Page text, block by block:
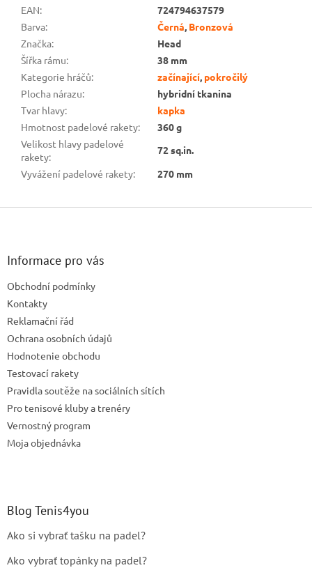
EAN:
724794637579
Barva: Černá, Bronzová
Značka:
Head
Šířka rámu:
38 mm
Kategorie hráčů: začínající, pokročilý
Plocha nárazu:
hybridní tkanina
Tvar hlavy:
kapka
Hmotnost padelové rakety:
360 g
Velikost hlavy padelové
rakety:
72 sq.in.
Vyvážení padelové rakety: 270 mm
Z
Informace pro vás
Obchodní podmínky
Kontakty
Reklamační řád
Ochrana osobních údajů
Hodnotenie obchodu
Testovací rakety
Pravidla soutěže na sociálních sítích
Pro tenisové kluby a trenéry
Vernostný program
Moja objednávka
Blog Tenis4you
Ako si vybrať tašku na padel?
Ako vybrať topánky na padel?